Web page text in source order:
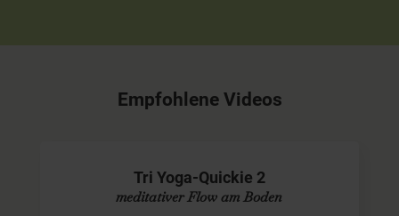
Empfohlene Videos
Tri Yoga-Quickie 2
meditativer Flow am Boden